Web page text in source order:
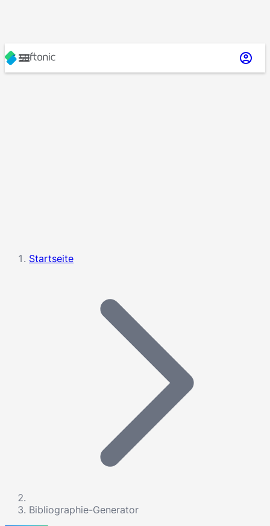
Startseite
Bibliographie-Generator